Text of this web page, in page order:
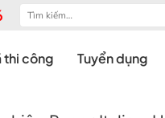
Tìm
thi công Tuyển dụng